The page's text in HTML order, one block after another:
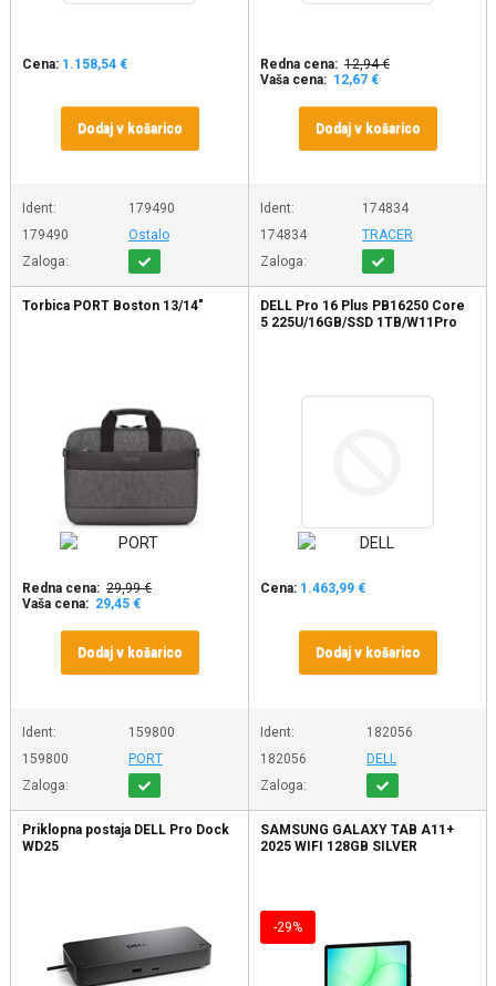
Cena: 1.158,54 €
Dodaj v košarico
Ident:
179490
179490
Ostalo
Zaloga:
Redna cena: 12,94 €
Vaša cena: 12,67 €
Dodaj v košarico
Ident:
174834
174834
TRACER
Zaloga:
Torbica PORT Boston 13/14"
Redna cena: 29,99 €
Vaša cena: 29,45 €
Dodaj v košarico
Ident:
159800
159800
PORT
Zaloga:
DELL Pro 16 Plus PB16250 Core
5 225U/16GB/SSD 1TB/W11Pro
Cena: 1.463,99 €
Dodaj v košarico
Ident:
182056
182056
DELL
Zaloga:
Priklopna postaja DELL Pro Dock
WD25
SAMSUNG GALAXY TAB A11+
2025 WIFI 128GB SILVER
-29%